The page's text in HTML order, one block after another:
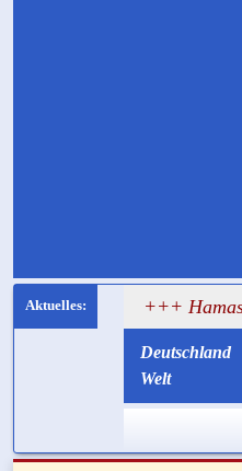
+++ Hamas
Deutschland
Welt